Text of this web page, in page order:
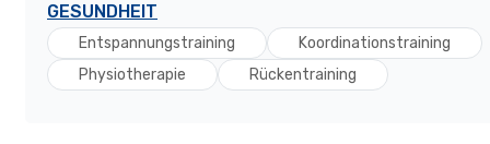
GESUNDHEIT
Entspannungstraining
Koordinationstraining
Physiotherapie
Rückentraining